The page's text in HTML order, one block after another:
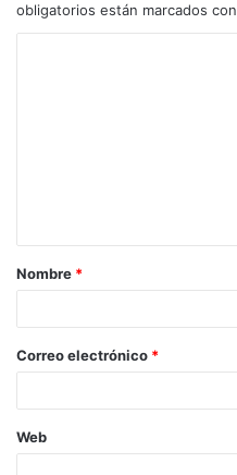
obligatorios están marcados con
Nombre *
Correo electrónico *
Web